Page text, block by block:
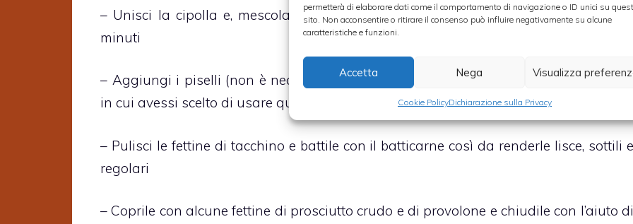
permetterà di elaborare dati come il comportamento di navigazione o ID unici su
sito. Non acconsentire o ritirare il consenso può influire negativamente su alcune
caratteristiche e funzioni.
Accetta Nega Visualizza
Cookie PolicyDichiarazione sulla Privacy
– Unisci la cipolla e, mescolando frequentemente, lasciala imbiondire per circa 60
minuti
– Aggiungi i piselli (non è necessario che siano completamente scongelati nel caso
in cui avessi scelto di usare quelli surgelati) e cuoci per circa 15 minuti
– Pulisci le fettine di tacchino e battile con il batticarne così da renderle lisce, sottili e
regolari
– Coprile con alcune fettine di prosciutto crudo e di provolone e chiudile con l’aiuto di